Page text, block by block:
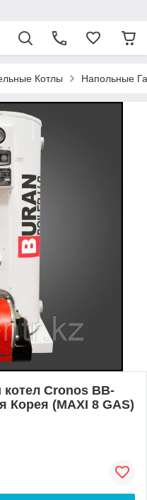
Котлы Напольные
Cronos BB-
Корея (MAXI 8 GAS)